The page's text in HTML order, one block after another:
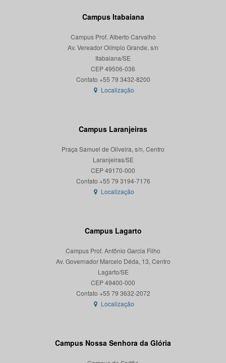
Campus Itabaiana
Campus Prof. Alberto Carvalho
Av. Vereador Olímpio Grande, s/n
Itabaiana/SE
CEP 49506-036
Localização
Campus Laranjeiras
Praça Samuel de Oliveira, s/n, Centro
Laranjeiras/SE
CEP 49170-000
Localização
Campus Lagarto
Campus Prof. Antônio Garcia Filho
Av. Governador Marcelo Déda, 13, Centro
Lagarto/SE
CEP 49400-000
Localização
Campus Nossa Senhora da Glória